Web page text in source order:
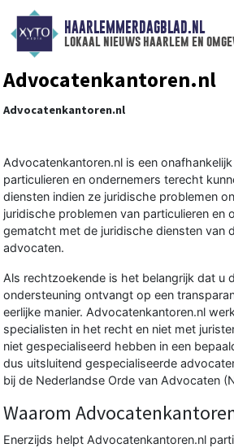
HAARLEMMERDAGBLAD.NL
lokaal nieuws haarlem en
Advocatenkantoren.nl
Advocatenkantoren.nl
Advocatenkantoren.nl is een
particulieren en ondernemers terecht
diensten indien ze juridische problemen
juridische problemen van particulieren en
gematcht met de juridische diensten van
advocaten.
Als rechtzoekende is het belangrijk dat u
ondersteuning ontvangt op een
eerlijke manier. Advocatenkantoren.nl
specialisten in het recht en niet met
niet gespecialiseerd hebben in een
dus uitsluitend gespecialiseerde
bij de Nederlandse Orde van Advocaten
Waarom
Enerzijds helpt Advocatenkantoren.nl